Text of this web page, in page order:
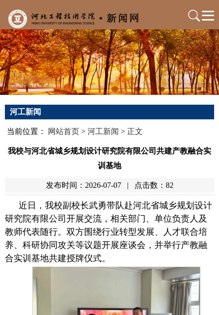
河工新闻
当前位置： 网站首页 > 河工新闻 > 正文
我校与河北省城乡规划设计研究院有限公司共建产教融合实
训基地
发布时间：2026-07-07| 点击数： 82
近日，我校副校长武勇带队赴河北省城乡规划设计
研究院有限公司开展交流，相关部门、单位负责人及
教师代表随行。双方围绕行业转型发展、人才联合培
养、科研协同攻关等议题开展座谈会，并举行产教融
合实训基地共建授牌仪式。